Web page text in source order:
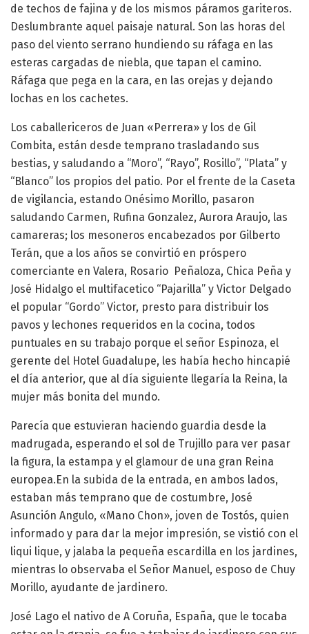
de techos de fajina y de los mismos páramos gariteros.
Deslumbrante aquel paisaje natural. Son las horas del
paso del viento serrano hundiendo su ráfaga en las
esteras cargadas de niebla, que tapan el camino.
Ráfaga que pega en la cara, en las orejas y dejando
lochas en los cachetes.
Los caballericeros de Juan «Perrera» y los de Gil
Combita, están desde temprano trasladando sus
bestias, y saludando a “Moro”, “Rayo”, Rosillo”, “Plata” y
“Blanco” los propios del patio. Por el frente de la Caseta
de vigilancia, estando Onésimo Morillo, pasaron
saludando Carmen, Rufina Gonzalez, Aurora Araujo, las
camareras; los mesoneros encabezados por Gilberto
Terán, que a los años se convirtió en próspero
comerciante en Valera, Rosario Peñaloza, Chica Peña y
José Hidalgo el multifacetico “Pajarilla” y Victor Delgado
el popular “Gordo” Victor, presto para distribuir los
pavos y lechones requeridos en la cocina, todos
puntuales en su trabajo porque el señor Espinoza, el
gerente del Hotel Guadalupe, les había hecho hincapié
el día anterior, que al día siguiente llegaría la Reina, la
mujer más bonita del mundo.
Parecía que estuvieran haciendo guardia desde la
madrugada, esperando el sol de Trujillo para ver pasar
la figura, la estampa y el glamour de una gran Reina
europea.En la subida de la entrada, en ambos lados,
estaban más temprano que de costumbre, José
Asunción Angulo, «Mano Chon», joven de Tostós, quien
informado y para dar la mejor impresión, se vistió con el
liqui lique, y jalaba la pequeña escardilla en los jardines,
mientras lo observaba el Señor Manuel, esposo de Chuy
Morillo, ayudante de jardinero.
José Lago el nativo de A Coruña, España, que le tocaba